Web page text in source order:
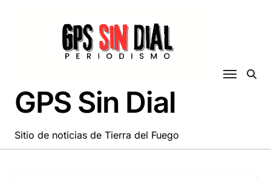
GPS Sin Dial
Sitio de noticias de Tierra del Fuego